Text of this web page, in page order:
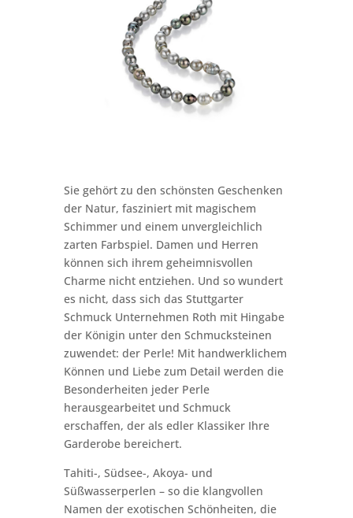
Sie gehört zu den schönsten Geschenken
der Natur, fasziniert mit magischem
Schimmer und einem unvergleichlich
zarten Farbspiel. Damen und Herren
können sich ihrem geheimnisvollen
Charme nicht entziehen. Und so wundert
es nicht, dass sich das Stuttgarter
Schmuck Unternehmen Roth mit Hingabe
der Königin unter den Schmucksteinen
zuwendet: der Perle! Mit handwerklichem
Können und Liebe zum Detail werden die
Besonderheiten jeder Perle
herausgearbeitet und Schmuck
erschaffen, der als edler Klassiker Ihre
Garderobe bereichert.
Tahiti-, Südsee-, Akoya- und
Süßwasserperlen – so die klangvollen
Namen der exotischen Schönheiten, die